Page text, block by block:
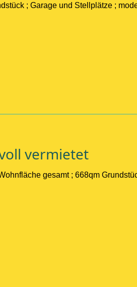
; Garage und Stellplätze ;
vermietet
gesamt ; 668qm